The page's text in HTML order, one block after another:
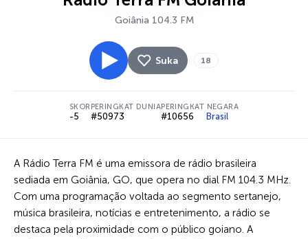
Goiânia 104.3 FM
Suka 18
SKOR
-5
PERINGKAT DUNIA
#50973
PERINGKAT NEGARA
#10656 Brasil
A Rádio Terra FM é uma emissora de rádio brasileira
sediada em Goiânia, GO, que opera no dial FM 104.3 MHz.
Com uma programação voltada ao segmento sertanejo,
música brasileira, notícias e entretenimento, a rádio se
destaca pela proximidade com o público goiano. A